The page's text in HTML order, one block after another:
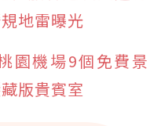
地雷曝光
園機場9個免費景
版貴賓室